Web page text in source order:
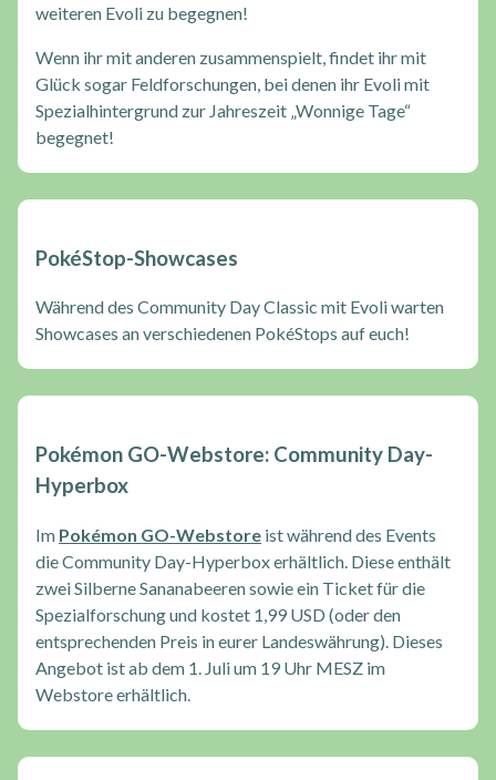
weiteren Evoli zu begegnen!
Wenn ihr mit anderen zusammenspielt, findet ihr mit
Glück sogar Feldforschungen, bei denen ihr Evoli mit
Spezialhintergrund zur Jahreszeit „Wonnige Tage“
begegnet!
PokéStop-Showcases
Während des Community Day Classic mit Evoli warten
Showcases an verschiedenen PokéStops auf euch!
Pokémon GO-Webstore: Community Day-
Hyperbox
Im Pokémon GO-Webstore ist während des Events
die Community Day-Hyperbox erhältlich. Diese enthält
zwei Silberne Sananabeeren sowie ein Ticket für die
Spezialforschung und kostet 1,99 USD (oder den
entsprechenden Preis in eurer Landeswährung). Dieses
Angebot ist ab dem 1. Juli um 19 Uhr MESZ im
Webstore erhältlich.